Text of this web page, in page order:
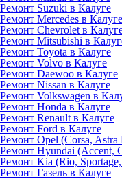
Ремонт Suzuki в Калуге
Ремонт Mercedes в Калуге
Ремонт Chevrolet в
Ремонт Mitsubishi в
Ремонт Toyota в Калуге
Ремонт Volvo в Калуге
Ремонт Daewoo в Калуге
Ремонт Nissan в Калуге
Ремонт Volkswagen в
Ремонт Honda в Калуге
Ремонт Renault в Калуге
Ремонт Ford в Калуге
Ремонт Opel (Corsa,
Ремонт Hyundai (Accent,
Ремонт Kia (Rio,
Ремонт Газель в Калуге